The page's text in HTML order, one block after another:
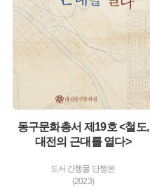
소장 :
동구문화총서 제19호 <철도,
대전의 근대를 열다>
도서간행물 단행본
(2023)